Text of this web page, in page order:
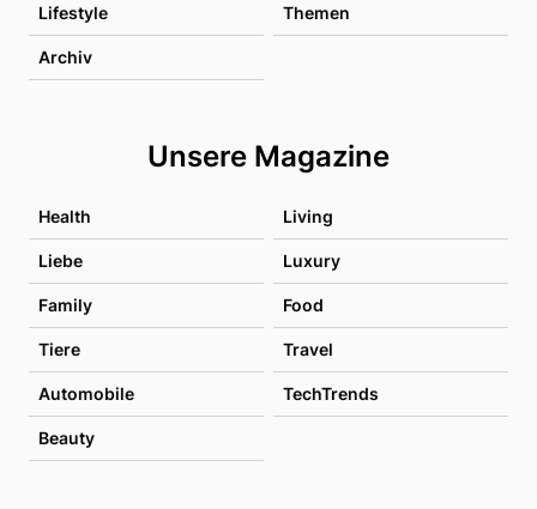
Lifestyle Themen
Archiv
Unsere Magazine
Health Living
Liebe Luxury
Family Food
Tiere Travel
Automobile TechTrends
Beauty